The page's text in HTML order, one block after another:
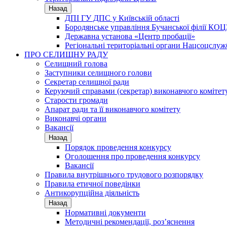
Назад
ДПІ ГУ ДПС у Київській області
Бородянське управління Бучанської філії
Державна установа «Центр пробації»
Регіональні територіальні органи
ПРО СЕЛИЩНУ РАДУ
Селищний голова
Заступники селищного голови
Секретар селищної ради
Керуючий справами (секретар) виконавчого
Старости громади
Апарат ради та її виконавчого комітету
Виконавчі органи
Вакансії
Назад
Порядок проведення конкурсу
Оголошення про проведення конкурсу
Вакансії
Правила внутрішнього трудового розпорядку
Правила етичної поведінки
Антикорупційна діяльність
Назад
Нормативні документи
Методичні рекомендації, роз’яснення